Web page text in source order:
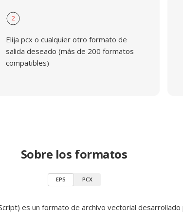
2
Elija pcx o cualquier otro formato de
salida deseado (más de 200 formatos
compatibles)
Sobre los formatos
EPS PCX
es un formato de archivo vectorial